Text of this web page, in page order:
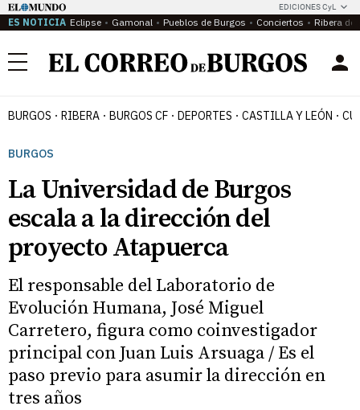
EDICIONES CyL
ES NOTICIA Eclipse Gamonal Pueblos de Burgos Conciertos Ribera del
Menú
BURGOS RIBERA BURGOS CF DEPORTES CASTILLA Y LEÓN
BURGOS
La Universidad de Burgos
escala a la dirección del
proyecto Atapuerca
El responsable del Laboratorio de
Evolución Humana, José Miguel
Carretero, figura como coinvestigador
principal con Juan Luis Arsuaga / Es el
paso previo para asumir la dirección en
tres años